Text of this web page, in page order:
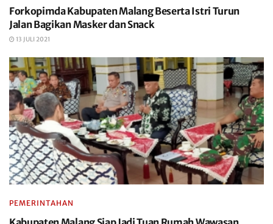
Forkopimda Kabupaten Malang Beserta Istri Turun
Jalan Bagikan Masker dan Snack
13 JULI 2021
PEMERINTAHAN